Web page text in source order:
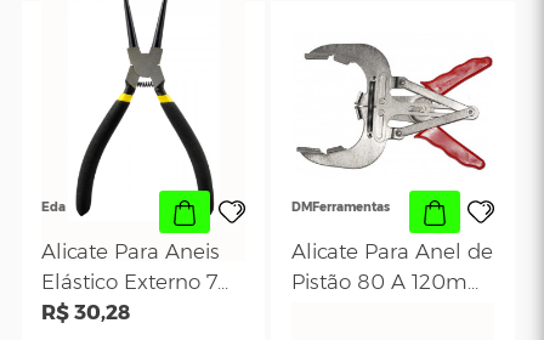
CR
Alicate para Fixar
Gedore